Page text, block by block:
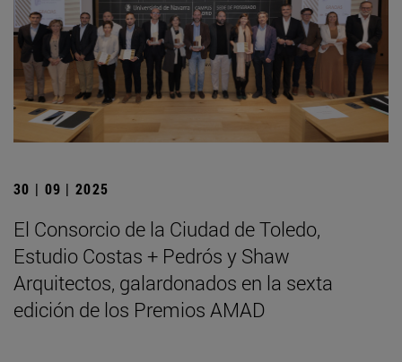
30 | 09 | 2025
El Consorcio de la Ciudad de Toledo,
Estudio Costas + Pedrós y Shaw
Arquitectos, galardonados en la sexta
edición de los Premios AMAD